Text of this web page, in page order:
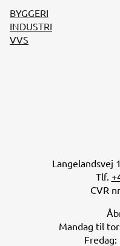
BYGGERI
INDUSTRI
VVS
Langelandsvej
Tlf.
CVR
Mandag til
Fredag: